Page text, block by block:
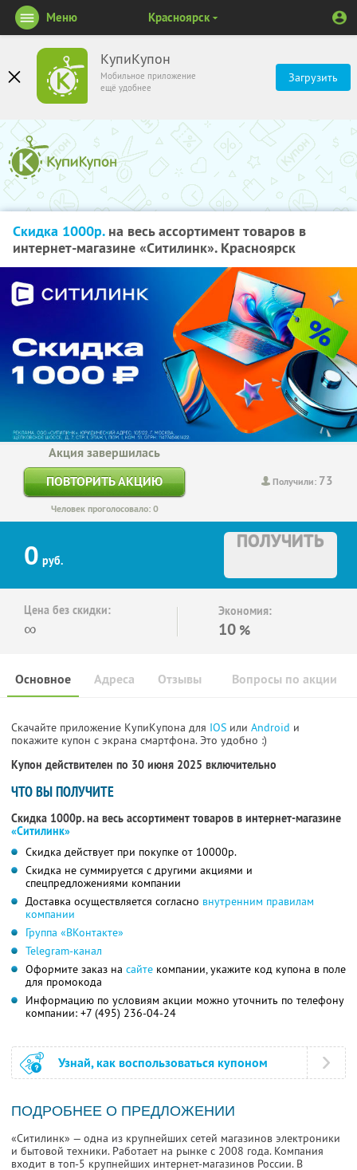
КупиКупон
Мобильное приложение
ещё удобнее
Загрузить
Меню Красноярск
Скидка 1000р.на весь ассортимент товаров в
интернет-магазине «Ситилинк». Красноярск
Получили: 73
Акция завершилась
ПОВТОРИТЬ АКЦИЮ
Человек проголосовало: 0
0 руб.
ПОЛУЧИТЬ
Цена без скидки:
∞
Экономия:
10 %
Основное Отзывы Вопросы по акции
Адреса
Скачайте приложение КупиКупона для IOS или Android и
покажите купон с экрана смартфона. Это удобно :)
Купон действителен по 30 июня 2025 включительно
ЧТО ВЫ ПОЛУЧИТЕ
Скидка 1000р. на весь ассортимент товаров в интернет-магазине
«Ситилинк»
Скидка действует при покупке от 10000р.
Скидка не суммируется с другими акциями и
спецпредложениями компании
Доставка осуществляется согласно внутренним правилам
компании
Группа «ВКонтакте»
Telegram-канал
Оформите заказ на сайте компании, укажите код купона в поле
для промокода
Информацию по условиям акции можно уточнить по телефону
компании: +7 (495) 236-04-24
Узнай, как воспользоваться купоном
ПОДРОБНЕЕ О ПРЕДЛОЖЕНИИ
«Ситилинк» — одна из крупнейших сетей магазинов электроники
и бытовой техники. Работает на рынке с 2008 года. Компания
входит в топ-5 крупнейших интернет-магазинов России. В